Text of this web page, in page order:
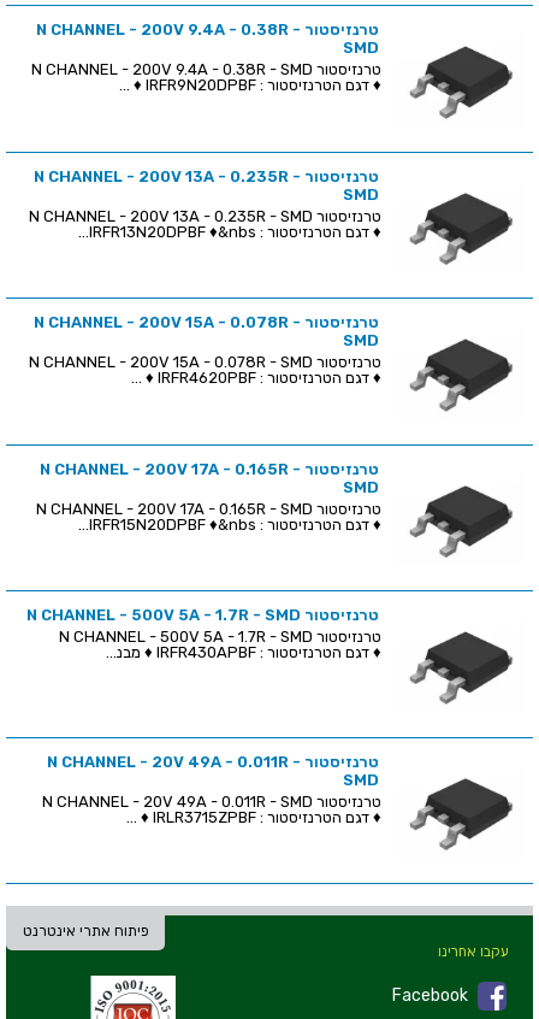
טרנזיסטור N CHANNEL - 200V 9.4A - 0.38R -
SMD
♦ דגם הטרנזיסטור : IRFR9N20DPBF ♦ ...
טרנזיסטור N CHANNEL - 200V 13A - 0.235R -
SMD
♦ דגם הטרנזיסטור : IRFR13N20DPBF ♦&nbs...
טרנזיסטור N CHANNEL - 200V 15A - 0.078R -
SMD
♦ דגם הטרנזיסטור : IRFR4620PBF ♦ ...
טרנזיסטור N CHANNEL - 200V 17A - 0.165R -
SMD
♦ דגם הטרנזיסטור : IRFR15N20DPBF ♦&nbs...
טרנזיסטור N CHANNEL - 500V 5A - 1.7R - SMD
♦ דגם הטרנזיסטור : IRFR430APBF ♦ מבנ...
טרנזיסטור N CHANNEL - 20V 49A - 0.011R -
SMD
♦ דגם הטרנזיסטור : IRLR3715ZPBF ♦ ...
פיתוח אתרי אינטרנט
עקבו אחרינו
Facebook